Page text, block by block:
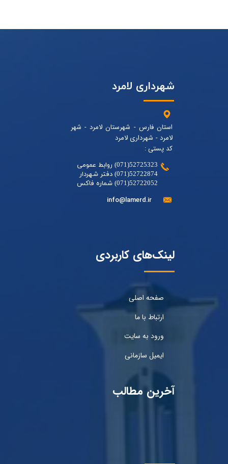
شهرداری لامرد
استان فارس - شهرستان لامرد - شهر
لامرد - شهرداری لامرد
کد پستی :
52725323(071) روابط عمومی
52722874(071) دفتر شهردار
52722052(071) شماره فاکس
info@lamerd.ir
لینک‌های کاربردی
صفحه اصلی
ارتباط با ما
ورود به سایت
ایمیل سازمانی
آخرین مطالب